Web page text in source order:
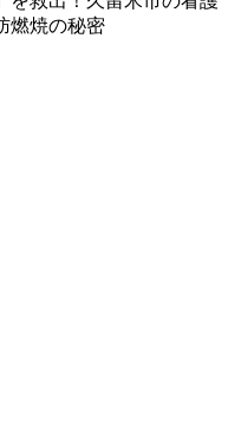
燃焼の秘密